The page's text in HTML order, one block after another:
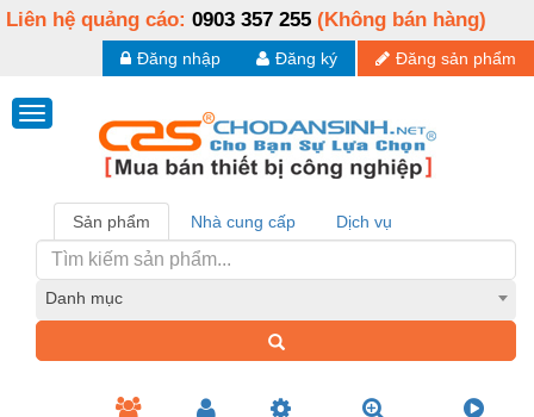
Liên hệ quảng cáo: 0903 357 255 (Không bán hàng)
Đăng sản phẩm
Đăng ký
Đăng nhập
Sản phẩm Nhà cung cấp Dịch vụ
Danh mục